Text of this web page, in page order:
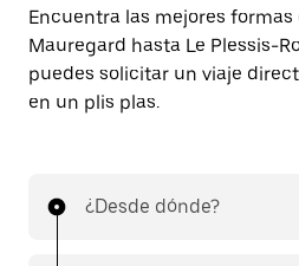
Encuentra las mejores formas
Mauregard hasta Le Plessis-
puedes solicitar un viaje
en un plis plas.
¿Desde dónde?